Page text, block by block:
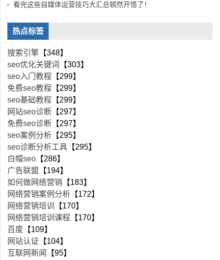
看完这些自媒体运营技巧大汇总顿然开悟了！
热点标签
搜索引擎 【348】
seo优化关键词
【303】
seo入门教程 【299】
免费seo教程 【299】
seo基础教程 【299】
网站seo诊断 【297】
免费seo诊断 【297】
seo案例分析 【295】
seo诊断分析工具 【295】
白帽seo 【286】
广告联盟 【194】
如何做网络营销 【183】
网络营销案例分析 【172】
网络营销培训
【170】
网络营销培训课程 【170】
百度 【109】
网站认证 【104】
互联网新闻
【95】